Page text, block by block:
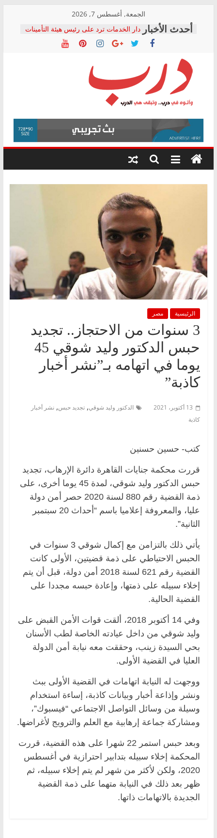
content
الجمعة, أغسطس 7, 2026
دار الخدمات ترد على رئيس هيئة التأمينات
بعد مؤتمره الصحفي: إنكار الأزمة لا ينهي
معاناة أصحاب المعاشات.. ونطالب بكشف
فرحات سليمان يكتب: القطاع الصحي إلى
أين؟
حزب التحالف الشعبي يطلق لجنة “الحق
في الصحة” بالإسكندرية لرصد الانتهاكات
ودعم المرضى
الوزاري لمدينة الصحفيين.. وانتهاء أعمال
إنشاء المبنى الإداري
المجلس القومي لحقوق الإنسان يعلن
متابعة قضية الدكتور محمد زهران.. ويؤكد:
قرينة البراءة وضمانات المحاكمة العادلة
درب
وأتوه
درب..
وتبقى
هي
الرئيسية مصر
3 سنوات من الاحتجاز.. تجديد
حبس الدكتور وليد شوقي 45
يوما في اتهامه بـ”نشر أخبار
كاذبة”
13 أكتوبر، 2021 الدكتور وليد شوقي, تجديد حبس, نشر أخبار
كاذبة
كتب- حسين حسنين
قررت محكمة جنايات القاهرة دائرة الإرهاب، تجديد
حبس الدكتور وليد شوقي، لمدة 45 يوما أخرى، على
ذمة القضية رقم 880 لسنة 2020 حصر أمن دولة
عليا، والمعروفة إعلاميا باسم “أحداث 20 سبتمبر
الثانية”.
يأتي ذلك بالتزامن مع إكمال شوقي 3 سنوات في
الحبس الاحتياطي على ذمة قضيتين، الأولى كانت
القضية رقم 621 لسنة 2018 أمن دولة، قبل أن يتم
إخلاء سبيله على ذمتها، وإعادة حبسه مجددا على
القضية الحالية.
وفي 14 أكتوبر 2018، ألقت قوات الأمن القبض على
وليد شوقي من داخل عيادته الخاصة لطب الأسنان
بحي السيدة زينب، وحققت معه نيابة أمن الدولة
العليا في القضية الأولى.
ووجهت له النيابة اتهامات في القضية الأولى ببث
ونشر وإذاعة أخبار وبيانات كاذبة، إساءة استخدام
وسيلة من وسائل التواصل الاجتماعي “فيسبوك”،
ومشاركة جماعة إرهابية مع العلم والترويج لأغراضها.
وبعد حبس استمر 22 شهرا على هذه القضية، قررت
المحكمة إخلاء سبيله بتدابير احترازية في أغسطس
2020، ولكن لأكثر من شهر لم يتم إخلاء سبيله، ثم
ظهر بعد ذلك في النيابة متهما على ذمة القضية
الجديدة بالاتهامات ذاتها.